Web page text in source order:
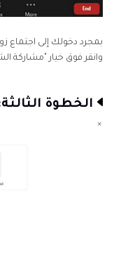
بمجرد دخولك إلى
وانقر فوق خيار "مشاركة
الخطوة